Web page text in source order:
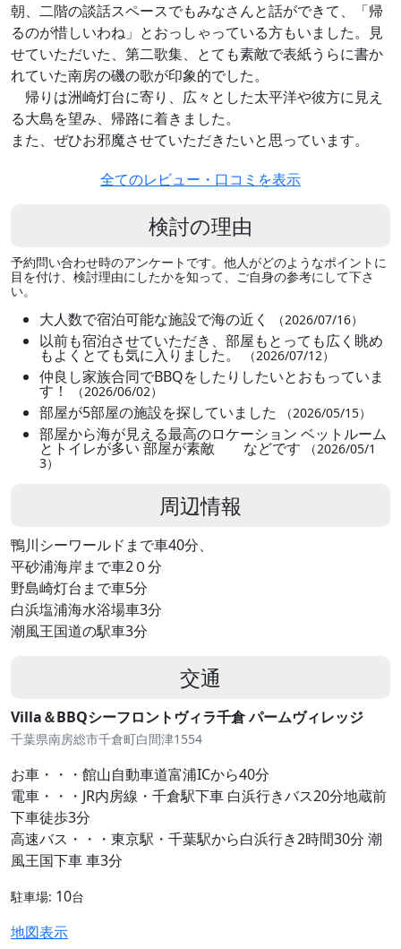
朝、二階の談話スペースでもみなさんと話ができて、「帰
るのが惜しいわね」とおっしゃっている方もいました。見
せていただいた、第二歌集、とても素敵で表紙うらに書か
れていた南房の磯の歌が印象的でした。
帰りは洲崎灯台に寄り、広々とした太平洋や彼方に見え
る大島を望み、帰路に着きました。
また、ぜひお邪魔させていただきたいと思っています。
全てのレビュー・口コミを表示
検討の理由
予約問い合わせ時のアンケートです。他人がどのようなポイントに
目を付け、検討理由にしたかを知って、ご自身の参考にして下さ
い。
大人数で宿泊可能な施設で海の近く （2026/07/16）
以前も宿泊させていただき、部屋もとっても広く眺め
もよくとても気に入りました。 （2026/07/12）
仲良し家族合同でBBQをしたりしたいとおもっていま
す！ （2026/06/02）
部屋が5部屋の施設を探していました （2026/05/15）
部屋から海が見える最高のロケーション ベットルーム
とトイレが多い 部屋が素敵 などです
（2026/05/1
3）
周辺情報
鴨川シーワールドまで車40分、
平砂浦海岸まで車2０分
野島崎灯台まで車5分
白浜塩浦海水浴場車3分
潮風王国道の駅車3分
交通
Villa＆BBQシーフロントヴィラ千倉 パームヴィレッジ
千葉県南房総市千倉町白間津1554
お車・・・館山自動車道富浦ICから40分
電車・・・JR内房線・千倉駅下車 白浜行きバス20分地蔵前
下車徒歩3分
高速バス・・・東京駅・千葉駅から白浜行き2時間30分 潮
風王国下車 車3分
駐車場: 10台
地図表示